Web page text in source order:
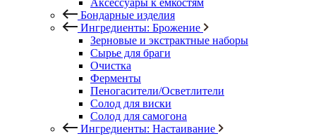
Аксессуары к емкостям
Бондарные изделия
Ингредиенты: Брожение
Зерновые и экстрактные наборы
Сырье для браги
Очистка
Ферменты
Пеногасители/Осветлители
Солод для виски
Солод для самогона
Ингредиенты: Настаивание